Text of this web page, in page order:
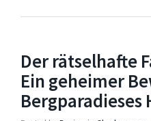
Der rätselhafte
Ein geheimer
Bergparadieses